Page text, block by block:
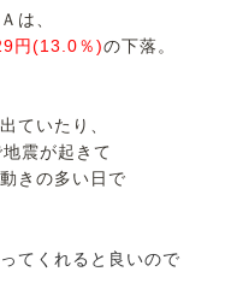
は、
円(13.0％)の下落。
ていたり、
震が起きて
きの多い日で
てくれると良いので